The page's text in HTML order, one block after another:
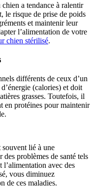
a tendance à ralentir
le risque de prise de poids
et maintenir leur
l’alimentation de votre
chien stérilisé.
différents de ceux d’un
(calories) et doit
grasses. Toutefois, il
protéines pour maintenir
souvent lié à une
problèmes de santé tels
l’alimentation avec des
vous diminuez
de ces maladies.